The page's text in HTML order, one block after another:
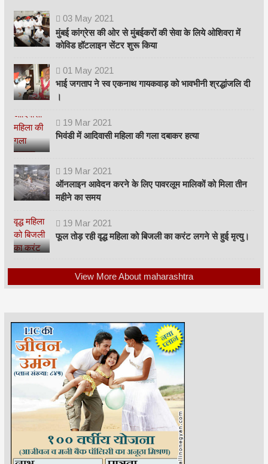
03 May 2021
मुंबई कांग्रेस की ओर से मुंबईकरों की सेवा के लिये ओशिवरा में
कोविड हॉटलाइन सेंटर शुरू किया
01 May 2021
भाई जगताप ने स्व एकनाथ गायकवाड़ को भावभीनी श्रद्धांजलि दी
।
19 Mar 2021
भिवंडी में आदिवासी महिला की गला दबाकर हत्या
19 Mar 2021
ऑनलाइन आवेदन करने के लिए पावरलूम मालिकों को मिला तीन
महीने का समय
19 Mar 2021
फूल तोड़ रही वृद्ध महिला को बिजली का करंट लगने से हुई मृत्यु।
View More About maharashtra